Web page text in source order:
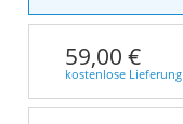
59,00 €
kostenlose Lieferung